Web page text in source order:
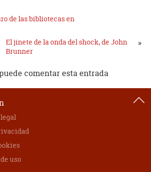
de las bibliotecas en
El jinete de la onda del shock, de John
Brunner
»
comentar esta entrada
uso